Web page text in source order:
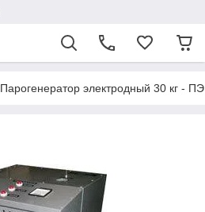
Парогенератор электродный 30 кг -